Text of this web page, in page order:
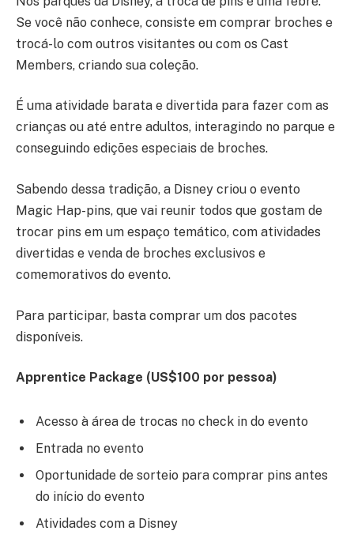
Se você não conhece, consiste em comprar broches e
trocá-lo com outros visitantes ou com os Cast
Members, criando sua coleção.
É uma atividade barata e divertida para fazer com as
crianças ou até entre adultos, interagindo no parque e
conseguindo edições especiais de broches.
Sabendo dessa tradição, a Disney criou o evento
Magic Hap-pins, que vai reunir todos que gostam de
trocar pins em um espaço temático, com atividades
divertidas e venda de broches exclusivos e
comemorativos do evento.
Para participar, basta comprar um dos pacotes
disponíveis.
Apprentice Package (US$100 por pessoa)
Acesso à área de trocas no check in do evento
Entrada no evento
Oportunidade de sorteio para comprar pins antes
do início do evento
Atividades com a Disney